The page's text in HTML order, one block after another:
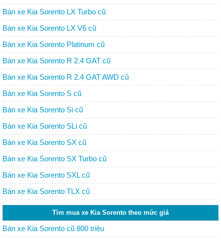
Bán xe Kia Sorento LX Turbo cũ
Bán xe Kia Sorento LX V6 cũ
Bán xe Kia Sorento Platinum cũ
Bán xe Kia Sorento R 2.4 GAT cũ
Bán xe Kia Sorento R 2.4 GAT AWD cũ
Bán xe Kia Sorento S cũ
Bán xe Kia Sorento Si cũ
Bán xe Kia Sorento SLi cũ
Bán xe Kia Sorento SX cũ
Bán xe Kia Sorento SX Turbo cũ
Bán xe Kia Sorento SXL cũ
Bán xe Kia Sorento TLX cũ
Tìm mua xe Kia Sorento theo mức giá
Bán xe Kia Sorento cũ 800 triệu